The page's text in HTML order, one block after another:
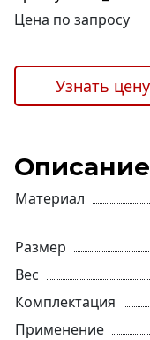
Цена по запросу
Узнать цену
Описание
Материал
Размер
Вес
Комплектация
Применение